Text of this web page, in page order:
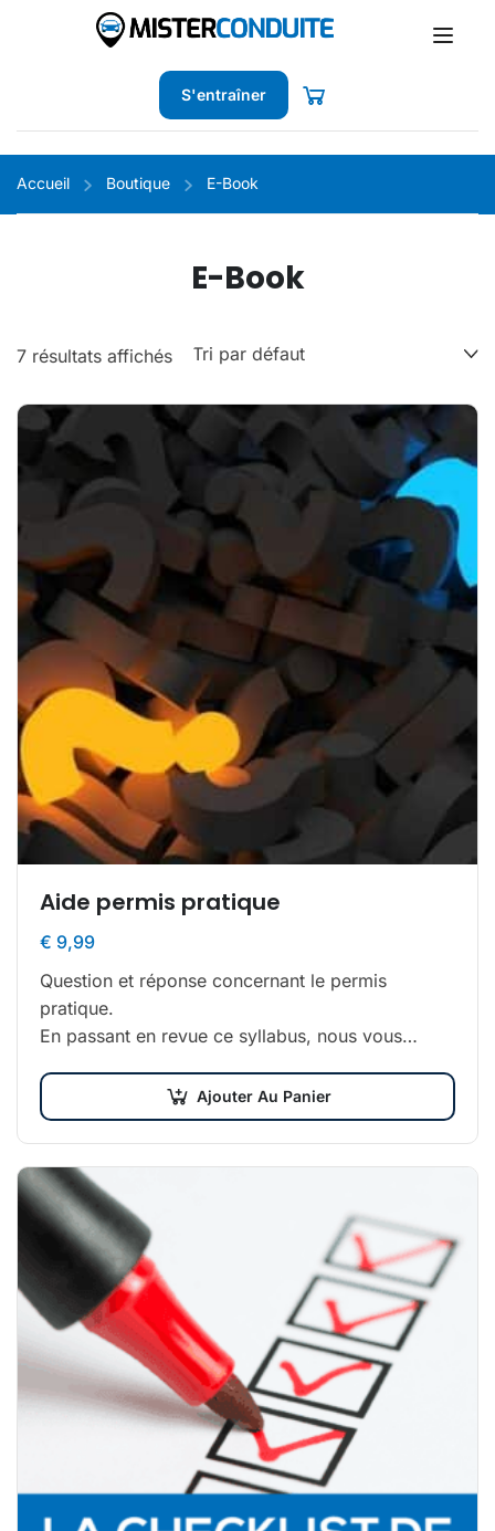
S'entraîner
Accueil Boutique E-Book
E-Book
7 résultats affichés
Aide permis pratique
€ 9,99
Question et réponse concernant le permis
pratique.
En passant en revue ce syllabus, nous vous
utiliser les bons gestes.
Ce syllabus est l’outil…
Ajouter Au Panier